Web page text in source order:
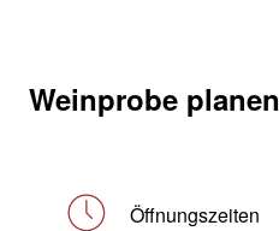
Weinprobe planen
Öffnungszeiten